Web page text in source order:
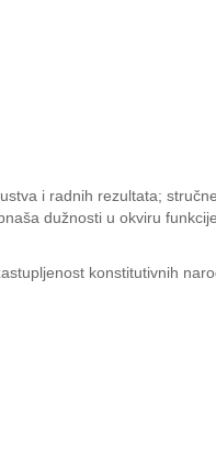
i radnih rezultata;
dužnosti u okviru
konstitutivnih